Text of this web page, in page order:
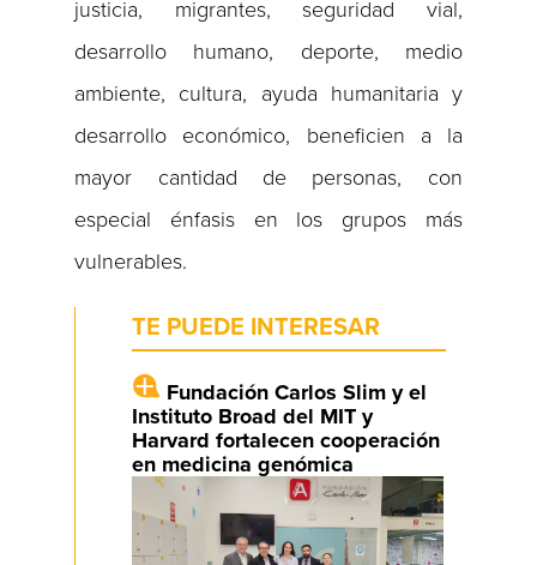
justicia, migrantes, seguridad vial,
desarrollo humano, deporte, medio
ambiente, cultura, ayuda humanitaria y
desarrollo económico, beneficien a la
mayor cantidad de personas, con
especial énfasis en los grupos más
vulnerables.
TE PUEDE INTERESAR
Fundación Carlos Slim y el
Instituto Broad del MIT y
Harvard fortalecen cooperación
en medicina genómica